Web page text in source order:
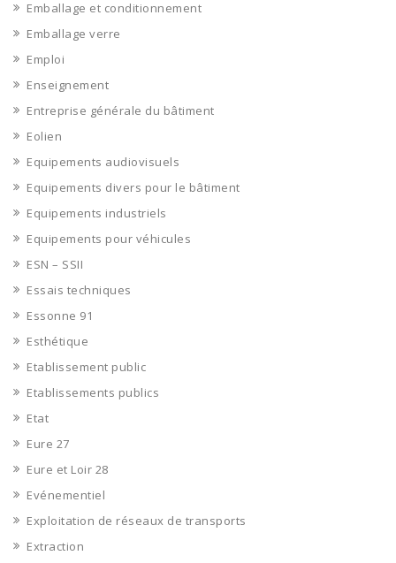
Emballage et conditionnement
Emballage verre
Emploi
Enseignement
Entreprise générale du bâtiment
Eolien
Equipements audiovisuels
Equipements divers pour le bâtiment
Equipements industriels
Equipements pour véhicules
ESN – SSII
Essais techniques
Essonne 91
Esthétique
Etablissement public
Etablissements publics
Etat
Eure 27
Eure et Loir 28
Evénementiel
Exploitation de réseaux de transports
Extraction